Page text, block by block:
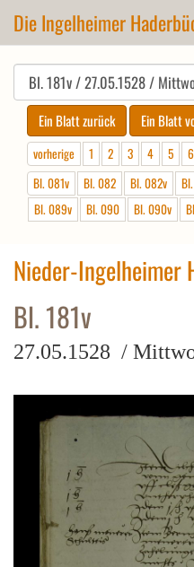
Die Ingelheimer
vorherige 1 2 3 4 5 6
Bl. 081v
Bl. 082 Bl. 082v
Bl. 089v
Bl. 090 Bl. 090v
Nieder-Ingelheimer
Bl. 181v
27.05.1528 /